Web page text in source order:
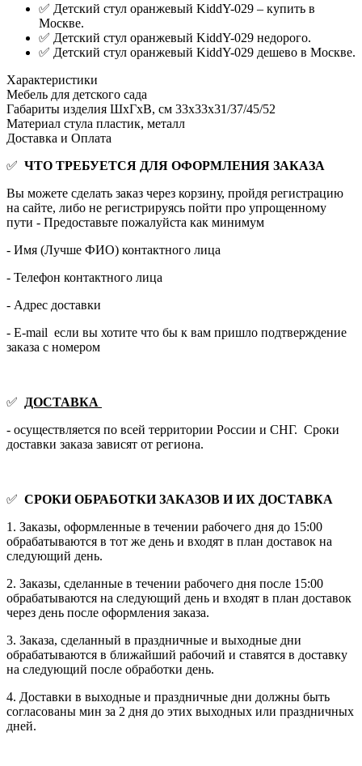
✅ Детский стул оранжевый KiddY-029 – купить в
Москве.
✅ Детский стул оранжевый KiddY-029 недорого.
✅ Детский стул оранжевый KiddY-029 дешево в Москве.
Характеристики
Мебель для детского сада
Габариты изделия ШхГхВ, см 33х33х31/37/45/52
Материал стула пластик, металл
Доставка и Оплата
✅ ЧТО ТРЕБУЕТСЯ ДЛЯ ОФОРМЛЕНИЯ ЗАКАЗА
Вы можете сделать заказ через корзину, пройдя регистрацию
на сайте, либо не регистрируясь пойти про упрощенному
пути - Предоставьте пожалуйста как минимум
- Имя (Лучше ФИО) контактного лица
- Телефон контактного лица
- Адрес доставки
- E-mail если вы хотите что бы к вам пришло подтверждение
заказа с номером
✅
ДОСТАВКА
- осуществляется по всей территории России и СНГ. Сроки
доставки заказа зависят от региона.
✅ СРОКИ ОБРАБОТКИ ЗАКАЗОВ И ИХ ДОСТАВКА
1. Заказы, оформленные в течении рабочего дня до 15:00
обрабатываются в тот же день и входят в план доставок на
следующий день.
2. Заказы, сделанные в течении рабочего дня после 15:00
обрабатываются на следующий день и входят в план доставок
через день после оформления заказа.
3. Заказа, сделанный в праздничные и выходные дни
обрабатываются в ближайший рабочий и ставятся в доставку
на следующий после обработки день.
4. Доставки в выходные и праздничные дни должны быть
согласованы мин за 2 дня до этих выходных или праздничных
дней.